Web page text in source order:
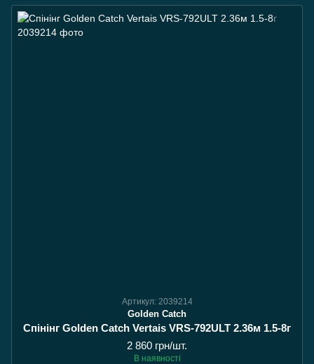
Артикул: 2039214
Golden Catch
Спінінг Golden Catch Vertais VRS-792ULT 2.36м 1.5-8г
2 860 грн/шт.
В наявності